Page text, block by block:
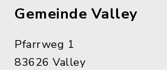
Gemeinde Valley
Pfarrweg 1
83626 Valley